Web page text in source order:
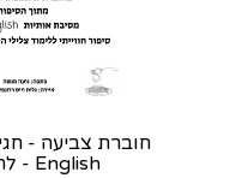
English - להדפסה